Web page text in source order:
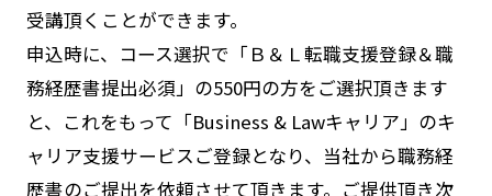
受講頂くことができます。
申込時に、コース選択で「Ｂ＆Ｌ転職支援登録＆職
務経歴書提出必須」の550円の方をご選択頂きます
と、これをもって「Business & Lawキャリア」のキ
ャリア支援サービスご登録となり、当社から職務経
歴書のご提出を依頼させて頂きます。ご提供頂き次